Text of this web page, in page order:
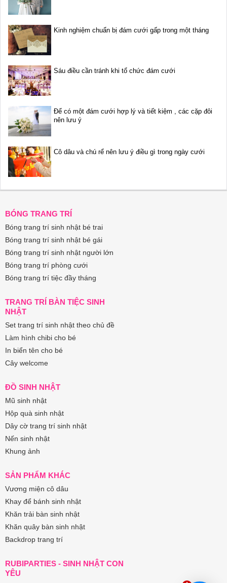
Kinh nghiệm chuẩn bị đám cưới gấp trong một tháng
Sáu điều cần tránh khi tổ chức đám cưới
Để có một đám cưới hợp lý và tiết kiệm , các cặp đôi
nên lưu ý
Cô dâu và chú rể nên lưu ý điều gì trong ngày cưới
BÓNG TRANG TRÍ
Bóng trang trí sinh nhật bé trai
Bóng trang trí sinh nhật bé gái
Bóng trang trí sinh nhật người lớn
Bóng trang trí phòng cưới
Bóng trang trí tiệc đầy tháng
TRANG TRÍ BÀN TIỆC SINH
NHẬT
Set trang trí sinh nhật theo chủ đề
Làm hình chibi cho bé
In biển tên cho bé
Cây welcome
ĐỒ SINH NHẬT
Mũ sinh nhật
Hộp quà sinh nhật
Dây cờ trang trí sinh nhật
Nến sinh nhật
Khung ảnh
SẢN PHẨM KHÁC
Vương miện cô dâu
Khay để bánh sinh nhật
Khăn trải bàn sinh nhật
Khăn quây bàn sinh nhật
Backdrop trang trí
RUBIPARTIES - SINH NHẬT CON
YÊU